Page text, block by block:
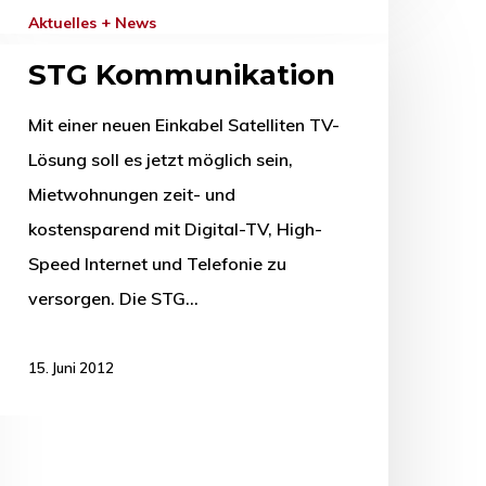
Aktuelles + News
STG Kommunikation
Mit einer neuen Einkabel Satelliten TV-
Lösung soll es jetzt möglich sein,
Mietwohnungen zeit- und
kostensparend mit Digital-TV, High-
Speed Internet und Telefonie zu
versorgen. Die STG…
15. Juni 2012